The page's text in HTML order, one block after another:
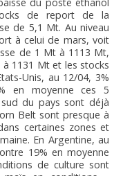
du poste éthanol
de report de la
de 5,1 Mt. Au niveau
à celui de mars, voit
de 1 Mt à 1113 Mt,
1131 Mt et les stocks
Unis, au 12/04, 3%
en moyenne ces 5
du pays sont déjà
Belt sont presque à
certaines zones et
En Argentine, au
19% en moyenne
de culture sont